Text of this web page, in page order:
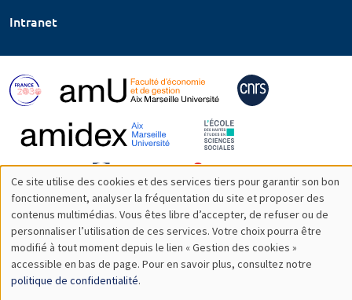
Intranet
Utilisation
des
données
personnelles
Ce site utilise des cookies et des services tiers pour garantir son bon
fonctionnement, analyser la fréquentation du site et proposer des
contenus multimédias. Vous êtes libre d’accepter, de refuser ou de
personnaliser l’utilisation de ces services. Votre choix pourra être
modifié à tout moment depuis le lien « Gestion des cookies »
accessible en bas de page. Pour en savoir plus, consultez notre
politique de confidentialité.